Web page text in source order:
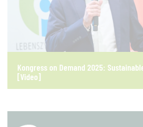
Kongress on Demand 2025:
[Video]